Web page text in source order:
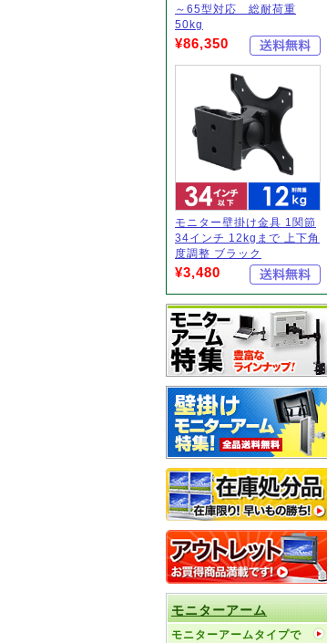
～65型対応 総耐荷重
50kg
¥86,350
モニター壁掛け金具 1関節
34インチ 12kgまで 上下角
度調整 ブラック
¥3,480
モニターアーム
モニターアームタイプで